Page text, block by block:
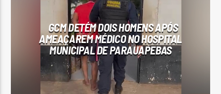
Arara Azul FM
GCM DETÉM DOIS HOMENS APÓS
AMEAÇAREM MÉDICO NO HOSPITAL
MUNICIPAL DE PARAUAPEBAS